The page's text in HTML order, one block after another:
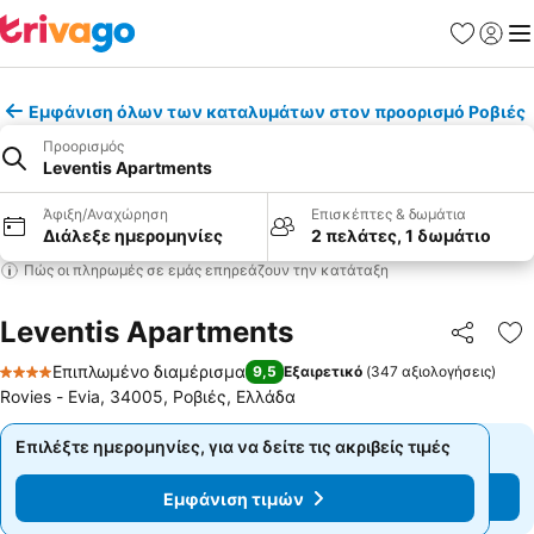
Εμφάνιση όλων των καταλυμάτων στον προορισμό Ροβιές
Προορισμός
Leventis Apartments
Άφιξη/Αναχώρηση
Διάλεξε ημερομηνίες
Επισκέπτες & δωμάτια
2 πελάτες, 1 δωμάτιο
Πώς οι πληρωμές σε εμάς επηρεάζουν την κατάταξη
Leventis Apartments
4 Αστέρια
Επιπλωμένο διαμέρισμα 9,5 Εξαιρετικό (347 αξιολογήσεις)
Rovies - Εvia, 34005, Ροβιές, Ελλάδα
Επιλέξτε ημερομηνίες, για να δείτε τις ακριβείς τιμές
Εμφάνιση τιμών
Επιλέξτε ημερομηνίες, για να δείτε τις ακριβείς τιμές
Εμφάνιση τιμών